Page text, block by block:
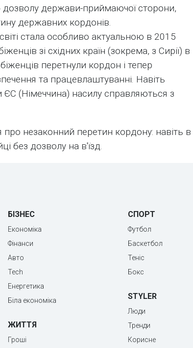
дозволу держави-приймаючої сторони,
державних кордонів.
стала особливо актуальною в 2015
зі східних країн (зокрема, з Сирії) в
перетнули кордон і тепер
та працевлаштуванні. Навіть
ЄС (Німеччина) насилу справляються з
про незаконний перетин кордону: навіть в
без дозволу на в'їзд.
БІЗНЕС
Економіка
Фінанси
Авто
Tech
Енергетика
Біла економіка
ЖИТТЯ
Гроші
СПОРТ
Футбол
Баскетбол
Теніс
Бокс
STYLER
Люди
Тренди
Корисне